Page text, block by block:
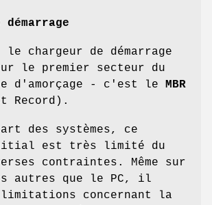
démarrage
chargeur de démarrage
le premier secteur du
d'amorçage - c'est le MBR
Record).
des systèmes, ce
est très limité du
contraintes. Même sur
autres que le PC, il
concernant la